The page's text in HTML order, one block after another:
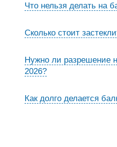
Что нельзя делать на
Сколько стоит
Нужно ли разрешение
2026?
Как долго делается